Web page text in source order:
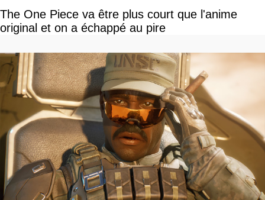
The One Piece va être plus court que l'anime
original et on a échappé au pire